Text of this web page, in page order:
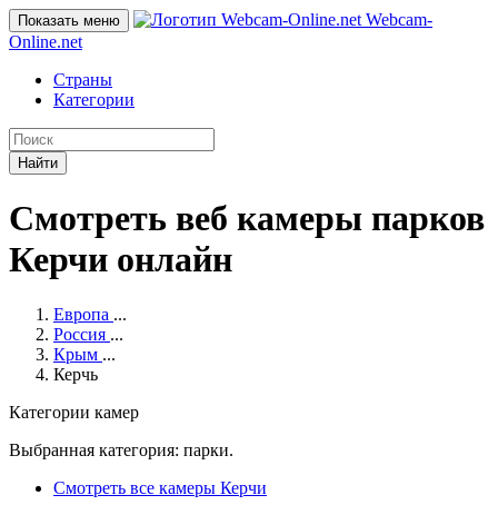
Показать меню
Webcam-
Online.net
Страны
Категории
Найти
Смотреть веб камеры парков
Керчи онлайн
Европа ...
Россия ...
Крым ...
Керчь
Категории камер
Выбранная категория: парки.
Смотреть все камеры Керчи